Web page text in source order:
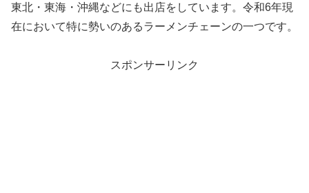
東北・東海・沖縄などにも出店をしています。令和6年現
在において特に勢いのあるラーメンチェーンの一つです。
スポンサーリンク